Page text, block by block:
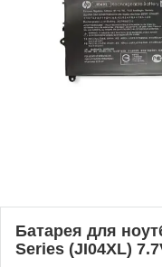
Батарея для
Series (JI04XL)